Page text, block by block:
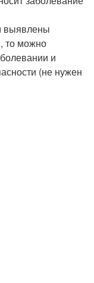
выявлены
то можно
и
(не нужен